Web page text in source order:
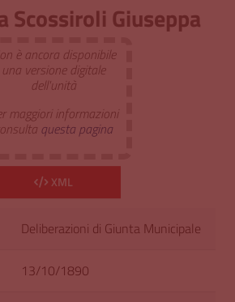
Scossiroli Giuseppa
è ancora disponibile
una versione digitale
dell'unità
maggiori informazioni
questa pagina
XML
Deliberazioni di Giunta Municipale
13/10/1890